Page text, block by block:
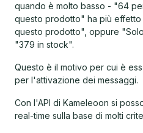
quando è molto basso - "64
questo prodotto" ha più effetto
questo prodotto", oppure
"379 in stock".
Questo è il motivo per cui è
per l'attivazione dei messaggi.
Con l'API di Kameleoon si
real-time sulla base di molti